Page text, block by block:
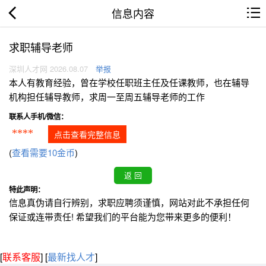
信息内容
求职辅导老师
深圳人才网 2026.08.07 举报
本人有教育经验，曾在学校任职班主任及任课教师，也在辅导
机构担任辅导教师，求周一至周五辅导老师的工作
联系人手机/微信：
**** 点击查看完整信息
(查看需要10金币)
特此声明：
信息真伪请自行辨别，求职应聘须谨慎，网站对此不承担任何
保证或连带责任! 希望我们的平台能为您带来更多的便利！
[联系客服] [最新找人才]